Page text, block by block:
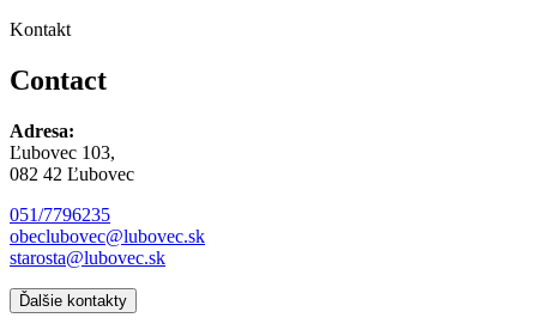
Kontakt
Contact
Adresa:
Ľubovec 103,
082 42 Ľubovec
051/7796235
obeclubovec@lubovec.sk
starosta@lubovec.sk
Ďalšie kontakty